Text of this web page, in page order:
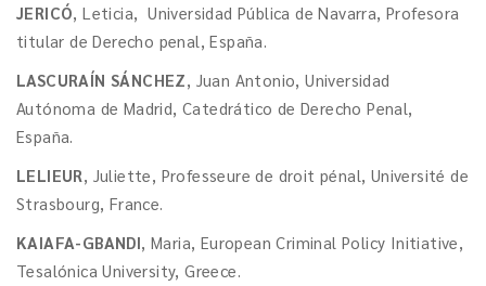
JERICÓ, Leticia, Universidad Pública de Navarra, Profesora
titular de Derecho penal, España.
LASCURAÍN SÁNCHEZ, Juan Antonio, Universidad
Autónoma de Madrid, Catedrático de Derecho Penal,
España.
LELIEUR, Juliette, Professeure de droit pénal, Université de
Strasbourg, France.
KAIAFA-GBANDI, Maria, European Criminal Policy Initiative,
Tesalónica University, Greece.